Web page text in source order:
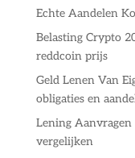
Echte Aandelen
Belasting Crypto
reddcoin prijs
Geld Lenen Van
obligaties en
Lening Aanvragen
vergelijken